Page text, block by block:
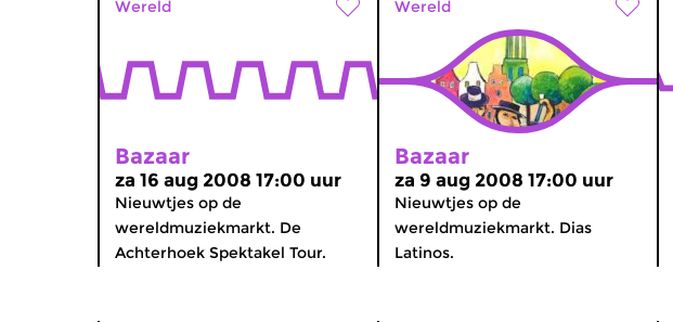
Wereld
Bazaar
za 16 aug 2008 17:00 uur
Nieuwtjes op de
wereldmuziekmarkt. De
Achterhoek Spektakel Tour.
Wereld
Bazaar
za 9 aug 2008 17:00 uur
Nieuwtjes op de
wereldmuziekmarkt. Dias
Latinos.